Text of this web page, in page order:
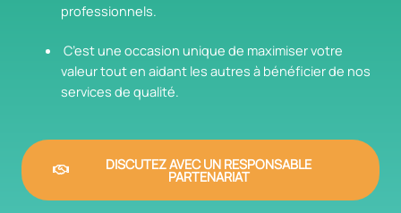
professionnels.
C’est une occasion unique de maximiser votre
valeur tout en aidant les autres à bénéficier de nos
services de qualité.
DISCUTEZ AVEC UN RESPONSABLE
PARTENARIAT